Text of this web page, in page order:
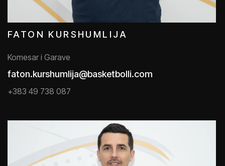
FATON KURSHUMLIJA
Komesar i Garave
faton.kurshumlija@basketbolli.com
+383 49 738 087